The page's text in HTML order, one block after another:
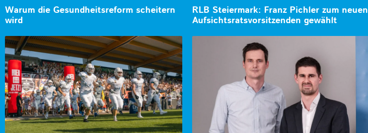
Warum die Gesundheitsreform scheitern
wird
RLB Steiermark: Franz Pichler zum neuen
Aufsichtsratsvorsitzenden gewählt